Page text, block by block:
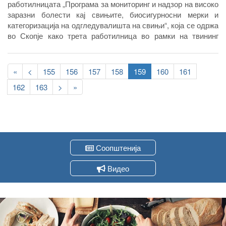
работилницата „Програма за мониторинг и надзор на високо
заразни болести кај свињите, биосигурносни мерки и
категоризација на одгледувалишта на свињи“, која се одржа
во Скопје како трета работилница во рамки на твининг
во Агенцијата за храна и ветеринарство, во делот на
здравствена заштита на животните.
Pagination
First
page
«
Previous
page
< Page
155 Page
156 Page
157 Page
158
Current
page
159 Page
160 Page
161
Page
162 Page
163
Следна
страна
>
Last
page
»
Соопштенија
Видео